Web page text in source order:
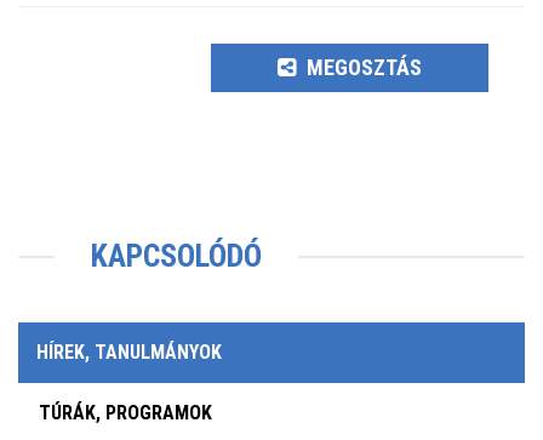
MEGOSZTÁS
KAPCSOLÓDÓ
HÍREK, TANULMÁNYOK
TÚRÁK, PROGRAMOK